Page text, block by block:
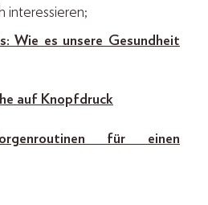
interessieren;
Wie es unsere Gesundheit
auf Knopfdruck
für einen